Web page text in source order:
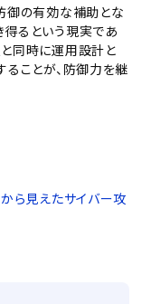
御の有効な補助とな
得るという現実であ
同時に運用設計と
ことが、防御力を継
ら見えたサイバー攻